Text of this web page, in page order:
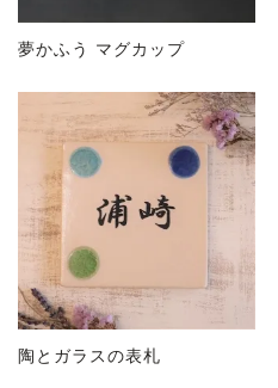
夢かふう マグカップ
陶とガラスの表札